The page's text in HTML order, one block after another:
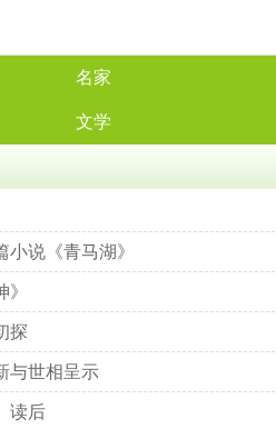
名家
文学
说《青马湖》
探
与世相呈示
读后